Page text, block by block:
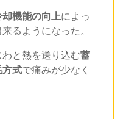
却機能の向上によっ
るようになった。
と熱を送り込む蓄
式で痛みが少なく